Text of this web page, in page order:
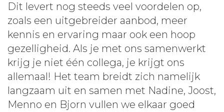
Dit levert nog steeds veel voordelen op,
zoals een uitgebreider aanbod, meer
kennis en ervaring maar ook een hoop
gezelligheid. Als je met ons samenwerkt
krijg je niet één collega, je krijgt ons
allemaal! Het team breidt zich namelijk
langzaam uit en samen met Nadine, Joost,
Menno en Bjorn vullen we elkaar goed